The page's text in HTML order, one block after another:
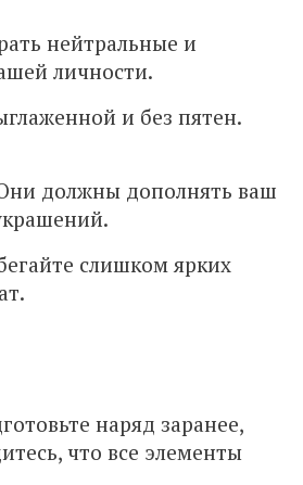
нейтральные и
личности.
и без пятен.
должны дополнять ваш
слишком ярких
наряд заранее,
что все элементы